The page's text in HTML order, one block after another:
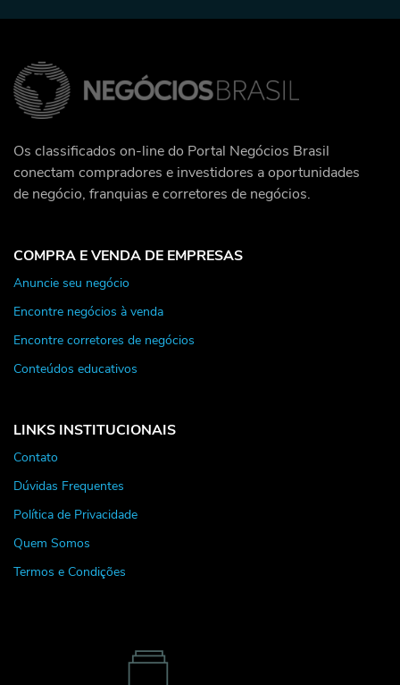
Os classificados on-line do Portal Negócios Brasil
conectam compradores e investidores a oportunidades
de negócio, franquias e corretores de negócios.
COMPRA E VENDA DE EMPRESAS
Anuncie seu negócio
Encontre negócios à venda
Encontre corretores de negócios
Conteúdos educativos
LINKS INSTITUCIONAIS
Contato
Dúvidas Frequentes
Política de Privacidade
Quem Somos
Termos e Condições